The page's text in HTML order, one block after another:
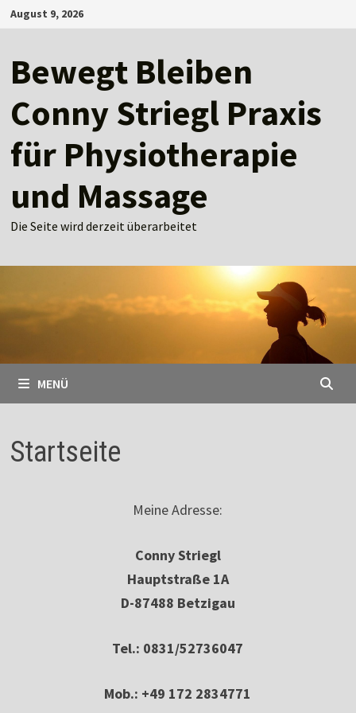
Zum
Inhalt
August 9, 2026
Bewegt Bleiben
Conny Striegl Praxis
für Physiotherapie
und Massage
Die Seite wird derzeit überarbeitet
MENÜ
Startseite
Meine Adresse:
Conny Striegl
Hauptstraße 1A
D-87488 Betzigau
Tel.: 0831/52736047
Mob.: +49 172 2834771